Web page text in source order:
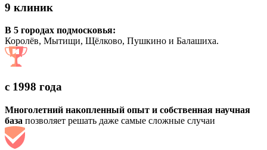
9 клиник
В 5 городах подмосковья:
Королёв, Мытищи, Щёлково, Пушкино и Балашиха.
с 1998 года
Многолетний накопленный опыт и собственная научная
база позволяет решать даже самые сложные случаи